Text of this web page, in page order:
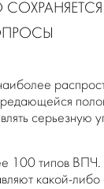
серьезную
100 типов ВПЧ.
какой-либо